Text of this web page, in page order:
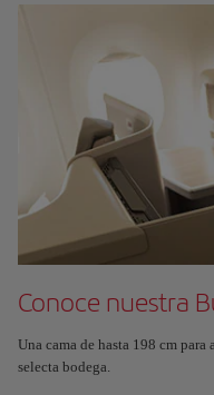
Conoce nuestra
Una cama de hasta 198 cm
selecta bodega.